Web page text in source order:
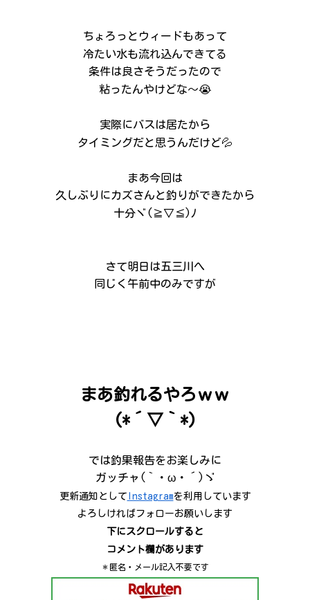
ちょろっとウィードもあって
冷たい水も流れ込んできてる
条件は良さそうだったので
粘ったんやけどな～😭
実際にバスは居たから
タイミングだと思うんだけど💦
まあ今回は
久しぶりにカズさんと釣りができたから
十分ヾ(≧▽≦)ﾉ
さて明日は五三川へ
同じく午前中のみですが
まあ釣れるやろｗｗ
(*´▽｀*)
では釣果報告をお楽しみに
ガッチャ(｀・ω・´)ゞ
更新通知として Instagramを利用しています
よろしければフォローお願いします
下にスクロールすると
コメント欄があります
＊匿名・メール記入不要です